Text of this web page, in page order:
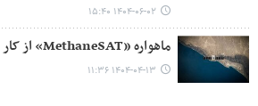
۱۴۰۴-۰۶-۰۲ ۱۵:۴۰
ماهواره «MethaneSAT» از کار افتاد
۱۴۰۴-۰۴-۱۳ ۱۱:۳۶